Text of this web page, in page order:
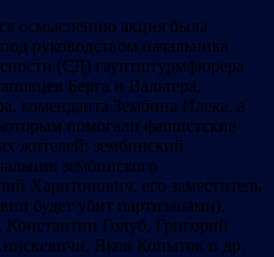
осмыслению акция была
руководством начальника
(СД) гауптштурмфюрера
Берга и Вальтера,
коменданта Зембина Илека, а
помогали фашистские
жителей: зембинский
зембинского
Харитонович, его заместитель
будет убит партизанами),
Голуб, Григорий
Яков Копыток и др.